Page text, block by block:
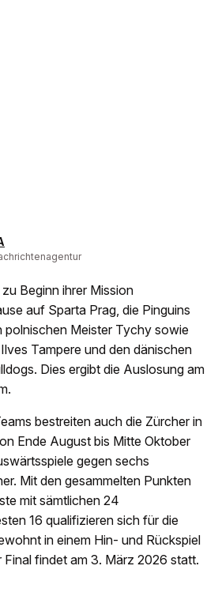
Beginn ihrer Mission
auf Sparta Prag, die Pinguins
polnischen Meister Tychy sowie
Tampere und den dänischen
Dies ergibt die Auslosung am
bestreiten auch die Zürcher in
Ende August bis Mitte Oktober
gegen sechs
Mit den gesammelten Punkten
mit sämtlichen 24
16 qualifizieren sich für die
in einem Hin- und Rückspiel
Final findet am 3. März 2026 statt.